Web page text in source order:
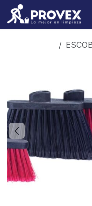
Ir al contenido